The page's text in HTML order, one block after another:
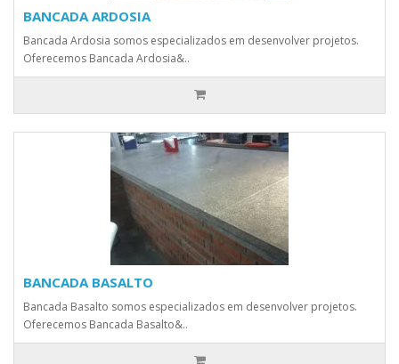
BANCADA ARDOSIA
Bancada Ardosia somos especializados em desenvolver projetos.
Oferecemos Bancada Ardosia&..
BANCADA BASALTO
Bancada Basalto somos especializados em desenvolver projetos.
Oferecemos Bancada Basalto&..